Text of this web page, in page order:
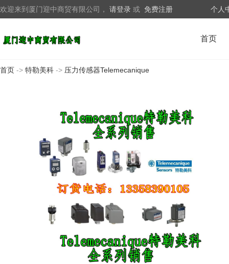
欢迎来到厦门迎中商贸有限公司， 请登录 或 免费注册 个人
首页
首页 -> 特勒美科 -> 压力传感器Telemecanique